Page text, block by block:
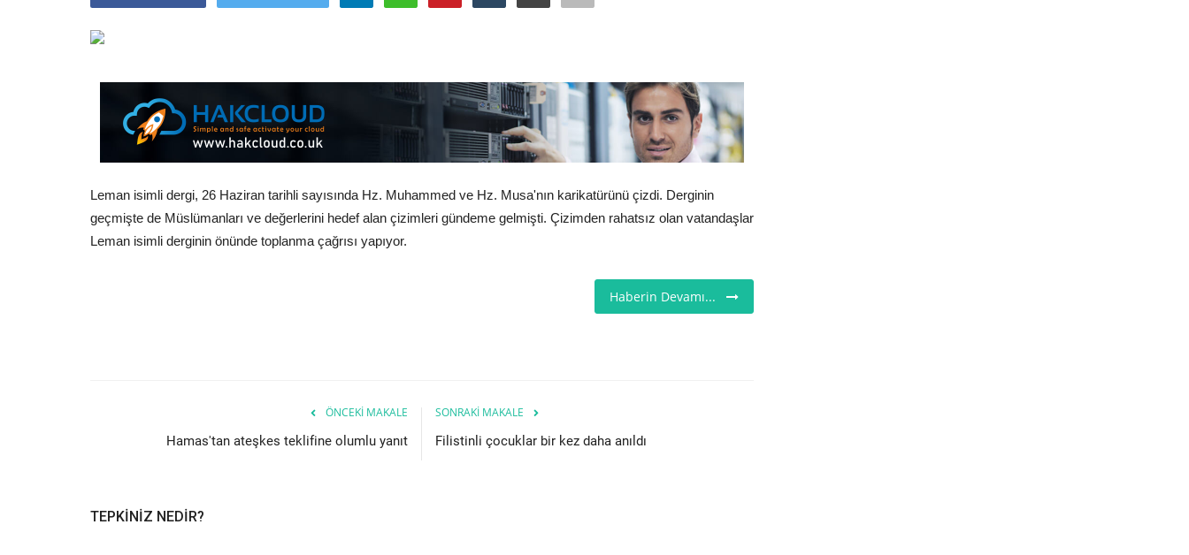
Leman isimli dergi, 26 Haziran tarihli sayısında Hz. Muhammed ve Hz. Musa'nın karikatürünü çizdi. Derginin
geçmişte de Müslümanları ve değerlerini hedef alan çizimleri gündeme gelmişti. Çizimden rahatsız olan vatandaşlar
Leman isimli derginin önünde toplanma çağrısı yapıyor.
Haberin Devamı...
ÖNCEKI MAKALE
Hamas'tan ateşkes teklifine olumlu yanıt
SONRAKI MAKALE
Filistinli çocuklar bir kez daha anıldı
TEPKINIZ NEDIR?